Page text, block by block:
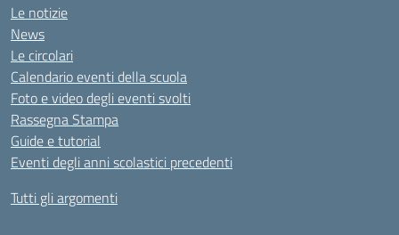
Le notizie
News
Le circolari
Calendario eventi della scuola
Foto e video degli eventi svolti
Rassegna Stampa
Guide e tutorial
Eventi degli anni scolastici precedenti
Tutti gli argomenti